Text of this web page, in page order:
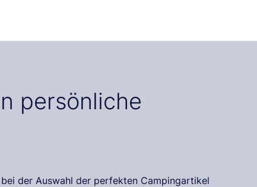
persönliche
der Auswahl der perfekten Campingartikel